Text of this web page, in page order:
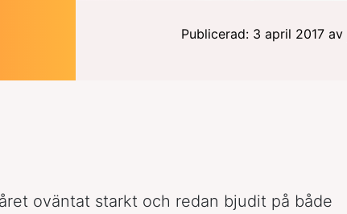
Publicerad: 3 april 2017 av
oväntat starkt och redan bjudit på både